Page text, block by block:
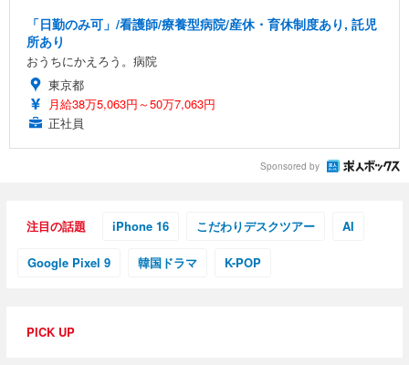
「日勤のみ可」/看護師/療養型病院/産休・育休制度あり, 託児
所あり
おうちにかえろう。病院
東京都
月給38万5,063円～50万7,063円
正社員
Sponsored by
注目の話題 iPhone 16 こだわりデスクツアー AI
Google Pixel 9 韓国ドラマ K-POP
PICK UP